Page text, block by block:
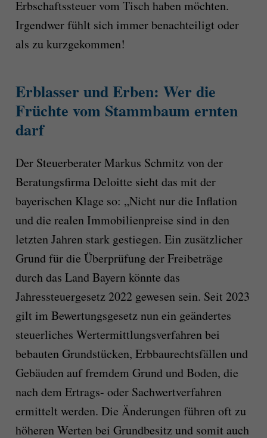
Erbschaftssteuer vom Tisch haben möchten.
Irgendwer fühlt sich immer benachteiligt oder
als zu kurzgekommen!
Erblasser und Erben: Wer die
Früchte vom Stammbaum ernten
darf
Der Steuerberater Markus Schmitz von der
Beratungsfirma Deloitte sieht das mit der
bayerischen Klage so: „Nicht nur die Inflation
und die realen Immobilienpreise sind in den
letzten Jahren stark gestiegen. Ein zusätzlicher
Grund für die Überprüfung der Freibeträge
durch das Land Bayern könnte das
Jahressteuergesetz 2022 gewesen sein. Seit 2023
gilt im Bewertungsgesetz nun ein geändertes
steuerliches Wertermittlungsverfahren bei
bebauten Grundstücken, Erbbaurechtsfällen und
Gebäuden auf fremdem Grund und Boden, die
nach dem Ertrags- oder Sachwertverfahren
ermittelt werden. Die Änderungen führen oft zu
höheren Werten bei Grundbesitz und somit auch